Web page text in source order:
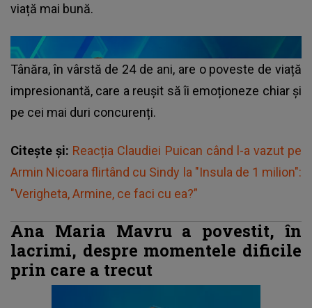
viață mai bună.
Tânăra, în vârstă de 24 de ani, are o poveste de viață
impresionantă, care a reușit să îi emoționeze chiar și
pe cei mai duri concurenți.
Citește și: Reacția Claudiei Puican când l-a vazut pe
Armin Nicoara flirtând cu Sindy la "Insula de 1 milion":
"Verigheta, Armine, ce faci cu ea?”
Ana Maria Mavru a povestit, în
lacrimi, despre momentele dificile
prin care a trecut